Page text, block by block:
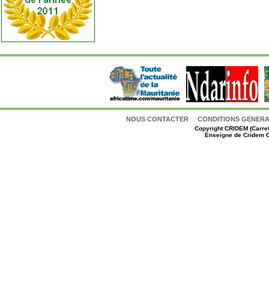
NOUS CONTACTER CONDITIONS
CopyrightCRIDEM
Enseigne de Cridem